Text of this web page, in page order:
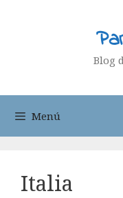
Blog
Menú
Italia